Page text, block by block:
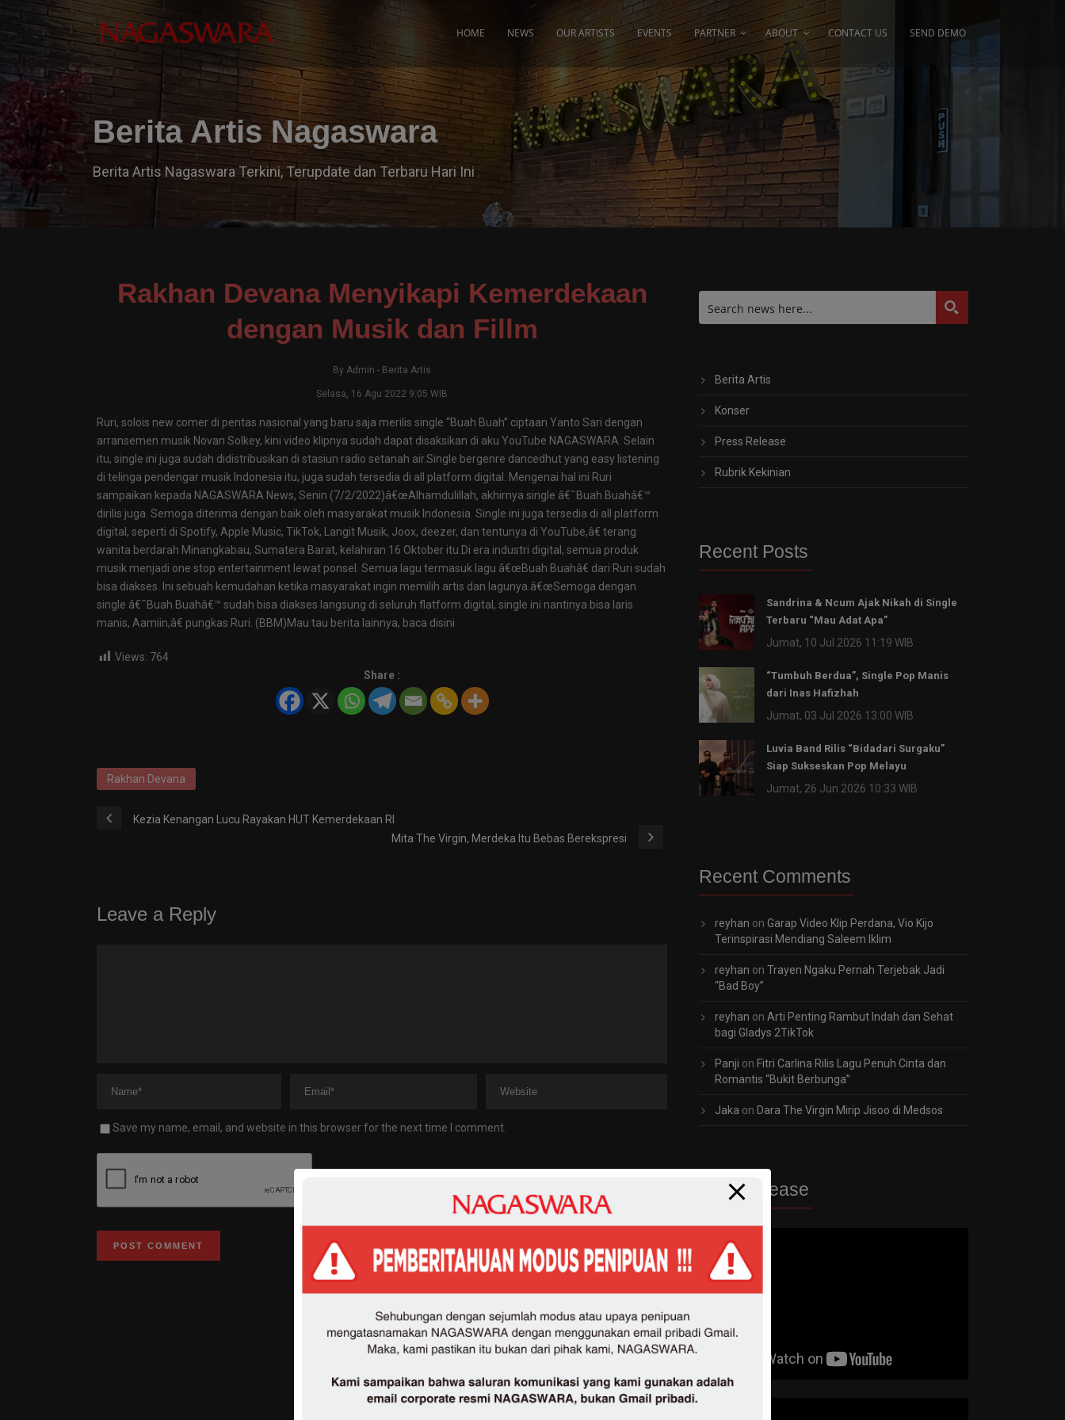
HOME NEWS OUR ARTISTS EVENTS PARTNER ABOUT CONTACT US SEND DEMO
Berita Artis Nagaswara
Berita Artis Nagaswara Terkini, Terupdate dan Terbaru Hari Ini
Rakhan Devana Menyikapi Kemerdekaan
dengan Musik dan Fillm
By Admin - Berita Artis
Selasa, 16 Agu 2022 9:05 WIB
Ruri, solois new comer di pentas nasional yang baru saja merilis single “Buah Buah” ciptaan Yanto Sari dengan
arransemen musik Novan Solkey, kini video klipnya sudah dapat disaksikan di aku YouTube NAGASWARA. Selain
itu, single ini juga sudah didistribusikan di stasiun radio setanah air.Single bergenre dancedhut yang easy listening
di telinga pendengar musik Indonesia itu, juga sudah tersedia di all platform digital. Mengenai hal ini Ruri
sampaikan kepada NAGASWARA News, Senin (7/2/2022)â€œAlhamdulillah, akhirnya single â€˜Buah Buahâ€™
dirilis juga. Semoga diterima dengan baik oleh masyarakat musik Indonesia. Single ini juga tersedia di all platform
digital, seperti di Spotify, Apple Music, TikTok, Langit Musik, Joox, deezer, dan tentunya di YouTube,â€ terang
wanita berdarah Minangkabau, Sumatera Barat, kelahiran 16 Oktober itu.Di era industri digital, semua produk
musik menjadi one stop entertainment lewat ponsel. Semua lagu termasuk lagu â€œBuah Buahâ€ dari Ruri sudah
bisa diakses. Ini sebuah kemudahan ketika masyarakat ingin memilih artis dan lagunya.â€œSemoga dengan
single â€˜Buah Buahâ€™ sudah bisa diakses langsung di seluruh flatform digital, single ini nantinya bisa laris
manis, Aamiin,â€ pungkas Ruri. (BBM)Mau tau berita lainnya, baca disini
Views: 764
Share :
Rakhan Devana
Kezia Kenangan Lucu Rayakan HUT Kemerdekaan RI
Mita The Virgin, Merdeka Itu Bebas Berekspresi
Leave a Reply
Save my name, email, and website in this browser for the next time I comment.
Berita Artis
Konser
Press Release
Rubrik Kekinian
Recent Posts
Sandrina & Ncum Ajak Nikah di Single
Terbaru “Mau Adat Apa”
Jumat, 10 Jul 2026 11:19 WIB
“Tumbuh Berdua”, Single Pop Manis
dari Inas Hafizhah
Jumat, 03 Jul 2026 13:00 WIB
Luvia Band Rilis “Bidadari Surgaku”
Siap Sukseskan Pop Melayu
Jumat, 26 Jun 2026 10:33 WIB
Recent Comments
reyhan on Garap Video Klip Perdana, Vio Kijo
Terinspirasi Mendiang Saleem Iklim
reyhan on Trayen Ngaku Pernah Terjebak Jadi
“Bad Boy”
reyhan on Arti Penting Rambut Indah dan Sehat
bagi Gladys 2TikTok
Panji on Fitri Carlina Rilis Lagu Penuh Cinta dan
Romantis “Bukit Berbunga”
Jaka on Dara The Virgin Mirip Jisoo di Medsos
New Release
modal-check